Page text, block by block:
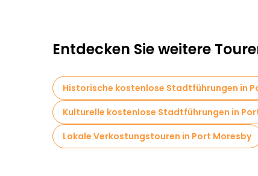
Entdecken Sie weitere
Historische kostenlose Stadtführungen in
Kulturelle kostenlose Stadtführungen in
Lokale Verkostungstouren in Port Moresby